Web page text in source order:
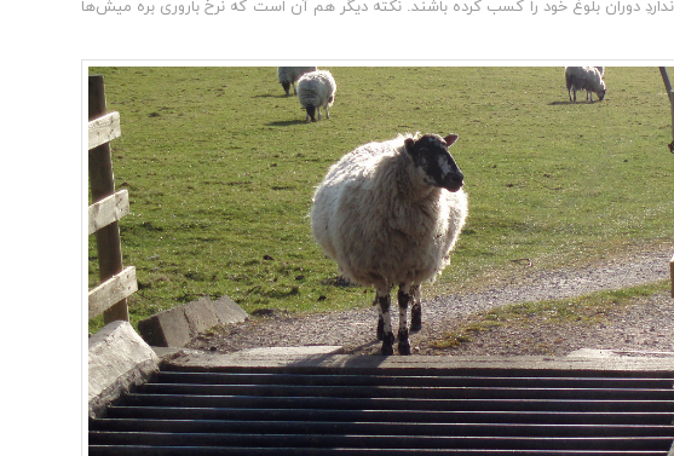
باید حداقل ۷۰ درصد از وزن استانداردِ دوران بلوغ خود را کسب کرده باشند. نکته دیگر هم آن است که نرخ باروری بره میش‌ها